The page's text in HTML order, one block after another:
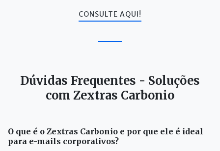
CONSULTE AQUI!
Dúvidas Frequentes - Soluções
com Zextras Carbonio
O que é o Zextras Carbonio e por que ele é ideal
para e-mails corporativos?